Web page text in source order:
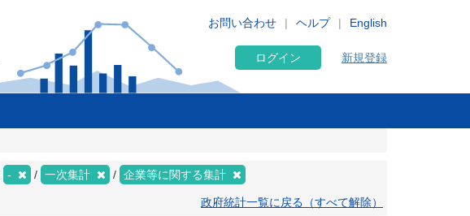
English
お問い合わせ ヘルプ
ログイン 新規登録
- 一次集計 企業等に関する集計
政府統計一覧に戻る（すべて解除）